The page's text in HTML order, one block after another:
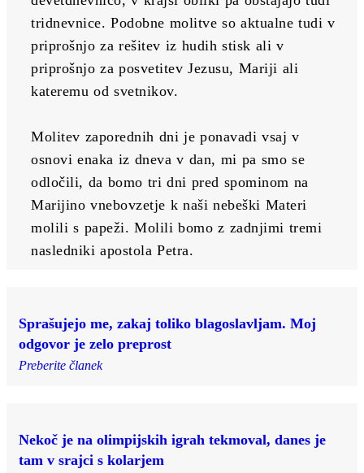
tridnevnice. Podobne molitve so aktualne tudi v
priprošnjo za rešitev iz hudih stisk ali v
priprošnjo za posvetitev Jezusu, Mariji ali
kateremu od svetnikov.
Molitev zaporednih dni je ponavadi vsaj v
osnovi enaka iz dneva v dan, mi pa smo se
odločili, da bomo tri dni pred spominom na
Marijino vnebovzetje k naši nebeški Materi
molili s papeži. Molili bomo z zadnjimi tremi
nasledniki apostola Petra.
Sprašujejo me, zakaj toliko blagoslavljam. Moj
odgovor je zelo preprost
Preberite članek
Nekoč je na olimpijskih igrah tekmoval, danes je
tam v srajci s kolarjem